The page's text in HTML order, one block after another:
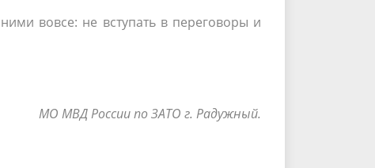
вовсе: не вступать в переговоры и
МО МВД России по ЗАТО г. Радужный.